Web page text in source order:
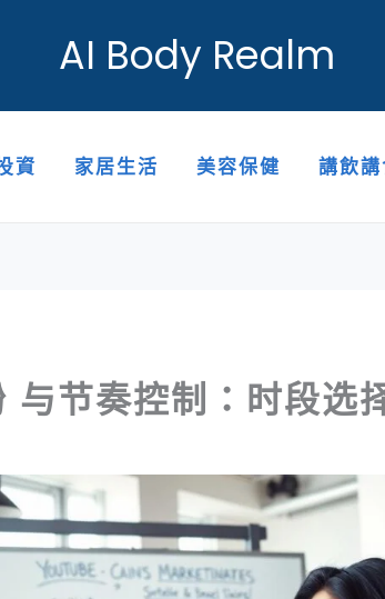
AI Body Realm
資 家居生活 美容保健 講飲講
节奏控制：时段选